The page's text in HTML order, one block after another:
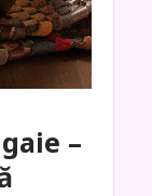
–